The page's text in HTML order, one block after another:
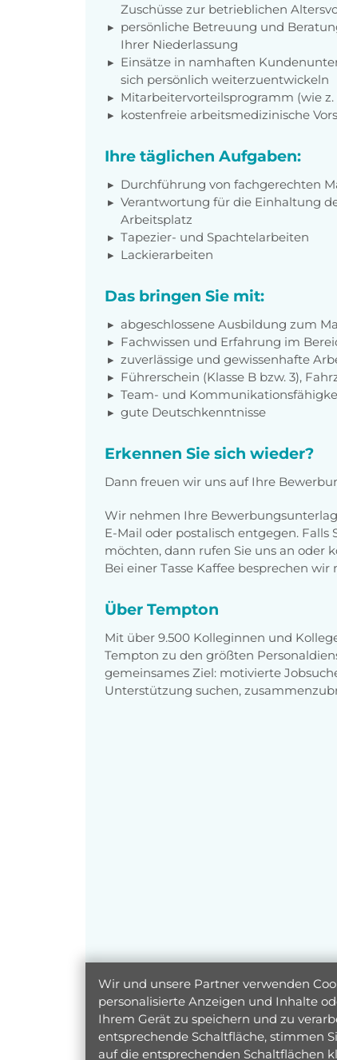
Zuschüsse zur betrieblichen
persönliche Betreuung und
Ihrer Niederlassung
Einsätze in namhaften
sich persönlich weiterzuentwickeln
Mitarbeitervorteilsprogramm (wie
kostenfreie arbeitsmedizinische
Ihre täglichen Aufgaben:
Durchführung von fachgerechten
Verantwortung für die Einhaltung
Arbeitsplatz
Tapezier- und Spachtelarbeiten
Lackierarbeiten
Das bringen Sie mit:
abgeschlossene Ausbildung zum
Fachwissen und Erfahrung im
zuverlässige und gewissenhafte
Führerschein (Klasse B bzw. 3),
Team- und
gute Deutschkenntnisse
Erkennen Sie sich wieder?
Dann freuen wir uns auf Ihre
Wir nehmen Ihre
E-Mail oder postalisch entgegen.
möchten, dann rufen Sie uns an oder
Bei einer Tasse Kaffee besprechen
Über Tempton
Mit über 9.500 Kolleginnen und
Tempton zu den größten
gemeinsames Ziel: motivierte
Unterstützung suchen,
Wir und unsere Partner verwenden
personalisierte Anzeigen und Inhalte
Ihrem Gerät zu speichern und zu
entsprechende Schaltfläche, stimmen
auf die entsprechenden Schaltflächen